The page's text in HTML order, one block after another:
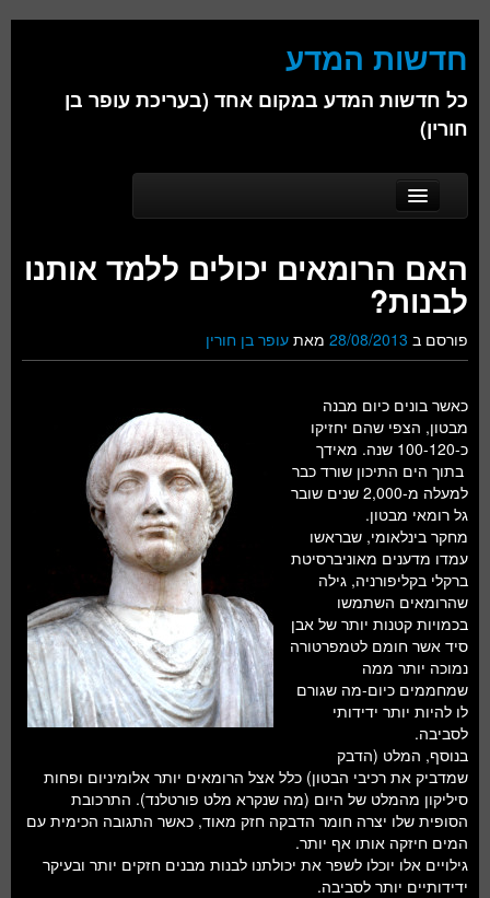
חדשות המדע
כל חדשות המדע במקום אחד (בעריכת עופר בן
חורין)
Main menu
Skip to primary content
Skip to secondary content
אודות
ביולוגיה
כימיה
פיזיקה
חברה
חלל ומדעי כדור הארץ
עתידנות
סקירות ספרים
טעימות מדע
האם הרומאים יכולים ללמד אותנו
לבנות?
פורסם ב 28/08/2013 מאת עופר בן חורין
כאשר בונים כיום מבנה
מבטון, הצפי שהם יחזיקו
כ-100-120 שנה. מאידך
בתוך הים התיכון שורד כבר
למעלה מ-2,000 שנים שובר
גל רומאי מבטון.
מחקר בינלאומי, שבראשו
עמדו מדענים מאוניברסיטת
ברקלי בקליפורניה, גילה
שהרומאים השתמשו
בכמויות קטנות יותר של אבן
סיד אשר חומם לטמפרטורה
נמוכה יותר ממה
שמחממים כיום-מה שגורם
לו להיות יותר ידידותי
לסביבה.
בנוסף, המלט (הדבק
שמדביק את רכיבי הבטון) כלל אצל הרומאים יותר אלומיניום ופחות
סיליקון מהמלט של היום (מה שנקרא מלט פורטלנד). התרכובת
הסופית שלו יצרה חומר הדבקה חזק מאוד, כאשר התגובה הכימית עם
המים חיזקה אותו אף יותר.
גילויים אלו יוכלו לשפר את יכולתנו לבנות מבנים חזקים יותר ובעיקר
ידידותיים יותר לסביבה.